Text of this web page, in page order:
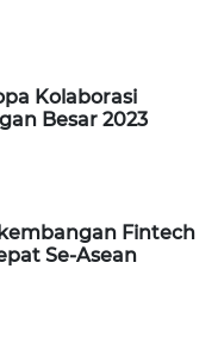
Kolaborasi
Besar 2023
Fintech
Se-Asean